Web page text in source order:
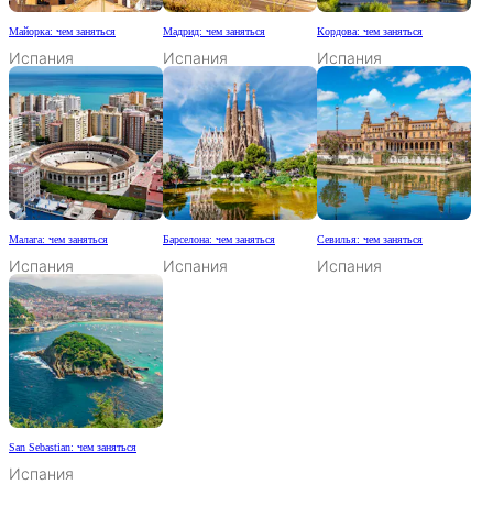
Майорка: чем заняться
Испания
Мадрид: чем заняться
Испания
Кордова: чем заняться
Испания
Малага: чем заняться
Испания
Барселона: чем заняться
Испания
Севилья: чем заняться
Испания
San Sebastian: чем заняться
Испания